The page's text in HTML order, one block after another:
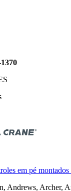
em pé
Andrews, Archer,